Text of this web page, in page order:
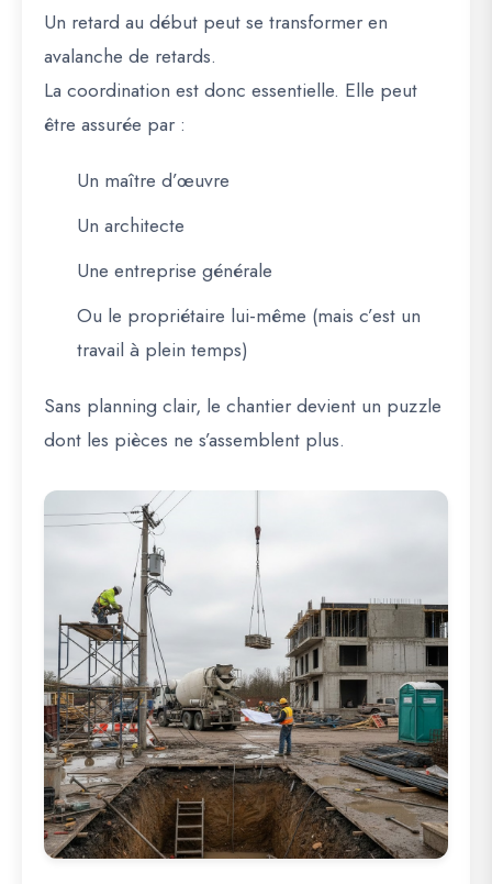
Un retard au début peut se transformer en
avalanche de retards.
La coordination est donc essentielle. Elle peut
être assurée par :
Un maître d’œuvre
Un architecte
Une entreprise générale
Ou le propriétaire lui-même (mais c’est un
travail à plein temps)
Sans planning clair, le chantier devient un puzzle
dont les pièces ne s’assemblent plus.